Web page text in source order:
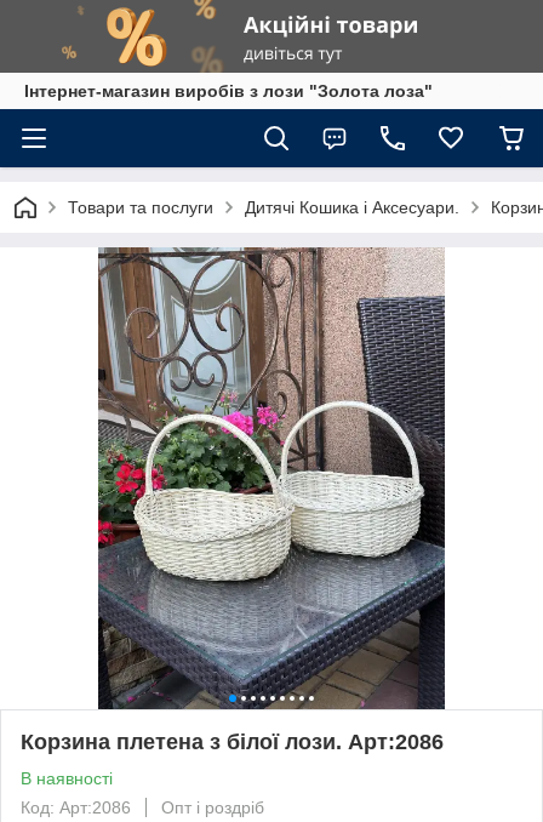
Інтернет-магазин виробів з лози "Золота лоза"
Товари та послуги Дитячі Кошика і Аксесуари.
Корзина плетена з білої лози. Арт:2086
В наявності
Код: Арт:2086
Опт і роздріб